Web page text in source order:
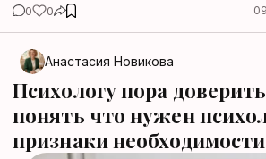
0 0
Анастасия Новикова
Психологу пора
понять что нужен
признаки